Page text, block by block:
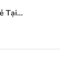
Tại...